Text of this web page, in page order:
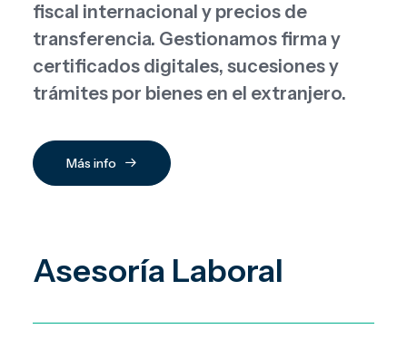
fiscal internacional y precios de
transferencia. Gestionamos firma y
certificados digitales, sucesiones y
trámites por bienes en el extranjero.
Más info
Asesoría Laboral